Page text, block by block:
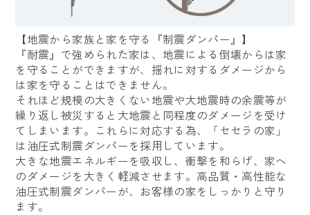
【地震から家族と家を守る『制震ダンパー』】
『耐震』で強められた家は、地震による倒壊からは家
を守ることができますが、揺れに対するダメージから
は家を守ることはできません。
それほど規模の大きくない地震や大地震時の余震等が
繰り返し被災すると大地震と同程度のダメージを受け
てしまいます。これらに対応する為、「セセラの家」
は油圧式制震ダンパーを採用しています。
大きな地震エネルギーを吸収し、衝撃を和らげ、家へ
のダメージを大きく軽減させます。高品質・高性能な
油圧式制震ダンパーが、お客様の家をしっかりと守り
ます。